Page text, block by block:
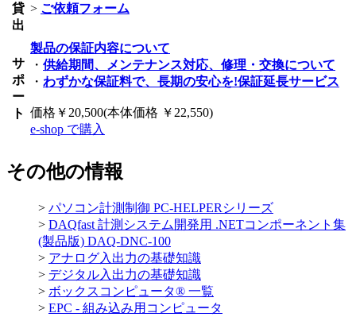
貸
出
> ご依頼フォーム
サ
ポ
ー
ト
製品の保証内容について
・ 供給期間、メンテナンス対応、修理・交換について
・ わずかな保証料で、長期の安心を!保証延長サービス
価格￥20,500(本体価格 ￥22,550)
e-shop で購入
その他の情報
> パソコン計測制御 PC-HELPERシリーズ
> DAQfast 計測システム開発用 .NETコンポーネント集
(製品版) DAQ-DNC-100
> アナログ入出力の基礎知識
> デジタル入出力の基礎知識
> ボックスコンピュータ® 一覧
> EPC - 組み込み用コンピュータ